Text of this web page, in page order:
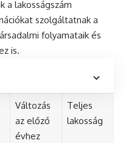
a lakosságszám
szolgáltatnak a
folyamataik és
is.
Változás
az előző
évhez
Teljes
lakosság